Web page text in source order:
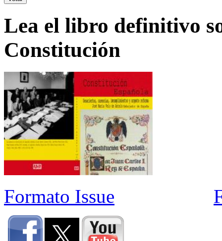
Lea el libro definitivo
Constitución
Formato Issue